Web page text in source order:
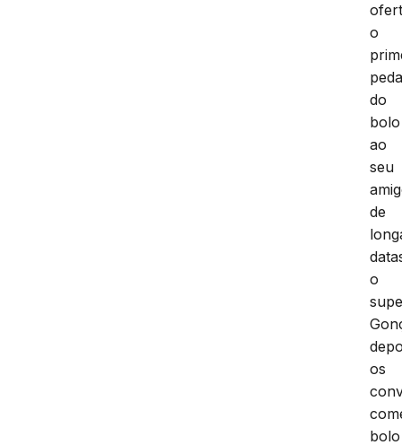
o
do
bolo
ao
seu
de
o
os
bolo